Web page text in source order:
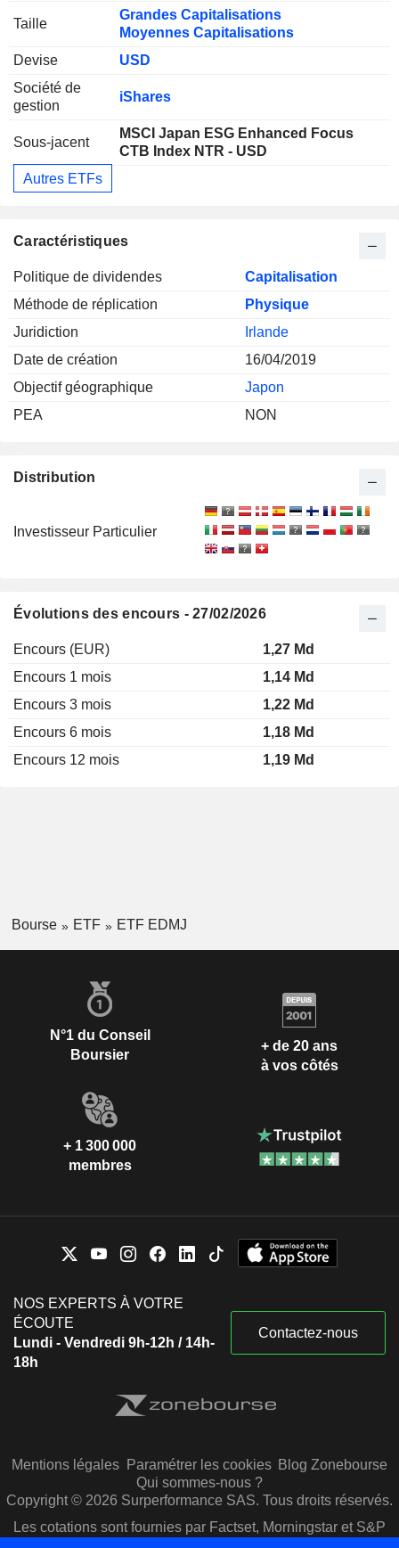
Taille
Grandes Capitalisations
Moyennes Capitalisations
Devise
USD
Société de
gestion
iShares
Sous-jacent
MSCI Japan ESG Enhanced Focus
CTB Index NTR - USD
Autres ETFs
Caractéristiques
Politique de dividendes
Capitalisation
Méthode de réplication
Physique
Juridiction
Irlande
Date de création
16/04/2019
Objectif géographique
Japon
PEA
NON
Distribution
Investisseur Particulier
Évolutions des encours - 27/02/2026
Encours (EUR)
1,27 Md
Encours 1 mois
1,14 Md
Encours 3 mois
1,22 Md
Encours 6 mois
1,18 Md
Encours 12 mois
1,19 Md
Bourse ETF ETF EDMJ
N°1 du Conseil
Boursier
+ de 20 ans
à vos côtés
+ 1 300 000
membres
NOS EXPERTS À VOTRE
ÉCOUTE
Lundi - Vendredi 9h-12h / 14h-
18h
Contactez-nous
Mentions légales Paramétrer les cookies Blog Zonebourse
Qui sommes-nous ?
Copyright © 2026 Surperformance SAS. Tous droits réservés.
Les cotations sont fournies par Factset, Morningstar et S&P